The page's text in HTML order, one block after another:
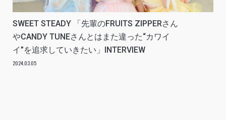
SWEET STEADY 「先輩のFRUITS ZIPPERさん
やCANDY TUNEさんとはまた違った“カワイ
イ”を追求していきたい」INTERVIEW
2024.03.05